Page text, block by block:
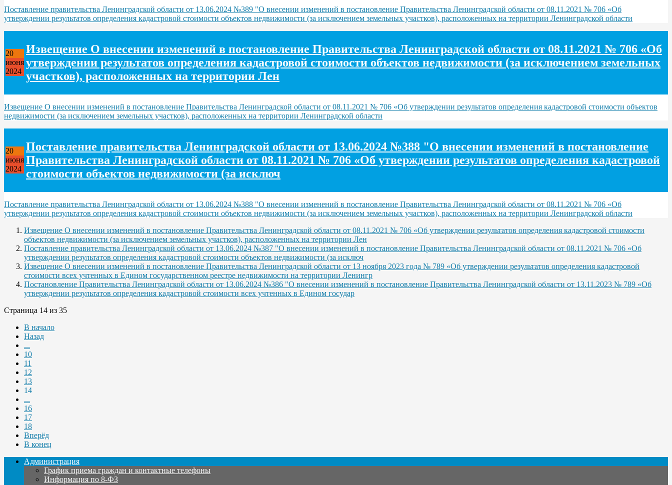
Поставление правительства Ленинградской области от 13.06.2024 №389 "О внесении изменений в постановление Правительства Ленинградской области от 08.11.2021 № 706 «Об
утверждении результатов определения кадастровой стоимости объектов недвижимости (за исключением земельных участков), расположенных на территории Ленинградской области
20
июня
2024
Извещение О внесении изменений в постановление Правительства Ленинградской области от 08.11.2021 № 706 «Об
утверждении результатов определения кадастровой стоимости объектов недвижимости (за исключением земельных
участков), расположенных на территории Лен
Извещение О внесении изменений в постановление Правительства Ленинградской области от 08.11.2021 № 706 «Об утверждении результатов определения кадастровой стоимости объектов
недвижимости (за исключением земельных участков), расположенных на территории Ленинградской области
20
июня
2024
Поставление правительства Ленинградской области от 13.06.2024 №388 "О внесении изменений в постановление
Правительства Ленинградской области от 08.11.2021 № 706 «Об утверждении результатов определения кадастровой
стоимости объектов недвижимости (за исключ
Поставление правительства Ленинградской области от 13.06.2024 №388 "О внесении изменений в постановление Правительства Ленинградской области от 08.11.2021 № 706 «Об
утверждении результатов определения кадастровой стоимости объектов недвижимости (за исключением земельных участков), расположенных на территории Ленинградской области
Извещение О внесении изменений в постановление Правительства Ленинградской области от 08.11.2021 № 706 «Об утверждении результатов определения кадастровой стоимости
объектов недвижимости (за исключением земельных участков), расположенных на территории Лен
Поставление правительства Ленинградской области от 13.06.2024 №387 "О внесении изменений в постановление Правительства Ленинградской области от 08.11.2021 № 706 «Об
утверждении результатов определения кадастровой стоимости объектов недвижимости (за исключ
Извещение О внесении изменений в постановление Правительства Ленинградской области от 13 ноября 2023 года № 789 «Об утверждении результатов определения кадастровой
стоимости всех учтенных в Едином государственном реестре недвижимости на территории Ленингр
Постановление Правительства Ленинградской области от 13.06.2024 №386 "О внесении изменений в постановление Правительства Ленинградской области от 13.11.2023 № 789 «Об
утверждении результатов определения кадастровой стоимости всех учтенных в Едином государ
Страница 14 из 35
В начало
Назад
...
10
11
12
13
14
...
16
17
18
Вперёд
В конец
Администрация
График приема граждан и контактные телефоны
Информация по 8-ФЗ